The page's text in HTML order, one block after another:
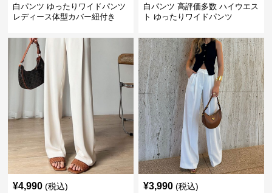
白パンツ ゆったりワイドパンツ
レディース体型カバー紐付き
白パンツ 高評価多数 ハイウエス
ト ゆったりワイドパンツ
¥4,990 (税込) ¥3,990 (税込)